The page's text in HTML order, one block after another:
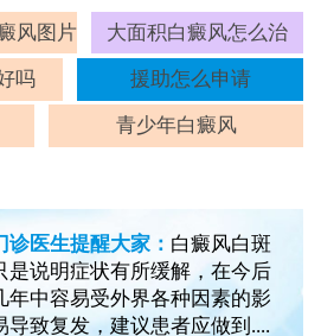
风图片 大面积白癜风怎么治
吗 援助怎么申请
青少年白癜风
诊医生提醒大家： 白癜风白斑
是说明症状有所缓解，在今后
年中容易受外界各种因素的影
导致复发，建议患者应做到....